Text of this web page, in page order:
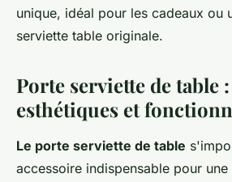
unique, idéal pour les cadeaux ou
serviette table originale.
Porte serviette de table
esthétiques et
Le porte serviette de table
accessoire indispensable pour